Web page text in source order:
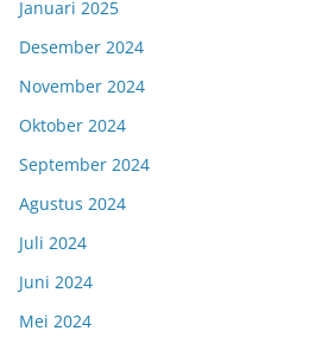
Januari 2025
Desember 2024
November 2024
Oktober 2024
September 2024
Agustus 2024
Juli 2024
Juni 2024
Mei 2024